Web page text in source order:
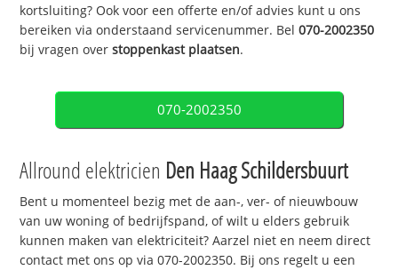
kortsluiting? Ook voor een offerte en/of advies kunt u ons
bereiken via onderstaand servicenummer. Bel070-2002350
bij vragen overstoppenkast plaatsen.
070-2002350
Allround elektricien Den Haag Schildersbuurt
Bent u momenteel bezig met de aan-, ver- of nieuwbouw
van uw woning of bedrijfspand, of wilt u elders gebruik
kunnen maken van elektriciteit? Aarzel niet en neem direct
contact met ons op via 070-2002350. Bij ons regelt u een